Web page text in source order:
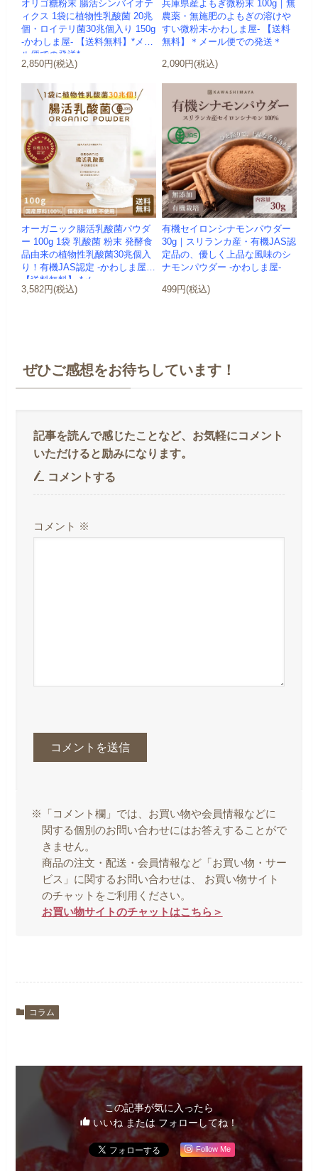
オリゴ糖粉末 腸活シンバイオテ
ィクス 1袋に植物性乳酸菌 20兆
個・ロイテリ菌30兆個入り 150g
-かわしま屋- 【送料無料】*メー
ル便での発送*
2,850円(税込)
兵庫県産よもぎ微粉末 100g｜無
農薬・無施肥のよもぎの溶けや
すい微粉末-かわしま屋- 【送料
無料】＊メール便での発送＊
2,090円(税込)
オーガニック腸活乳酸菌パウダ
ー 100g 1袋 乳酸菌 粉末 発酵食
品由来の植物性乳酸菌30兆個入
り！有機JAS認定 -かわしま屋-
【送料無料】 *メ...
3,582円(税込)
有機セイロンシナモンパウダー
30g｜スリランカ産・有機JAS認
定品の、優しく上品な風味のシ
ナモンパウダー -かわしま屋-
499円(税込)
※「コメント欄」では、お買い物や会員情報などに
関する個別のお問い合わせにはお答えすることがで
きません。
商品の注文・配送・会員情報など「お買い物・サー
ビス」に関するお問い合わせは、 お買い物サイト
のチャットをご利用ください。
お買い物サイトのチャットはこちら＞
コラム
この記事が気に入ったら
いいね または フォローしてね！
Follow Me
ぜひご感想をお待ちしています！
コメントする
コメント ※